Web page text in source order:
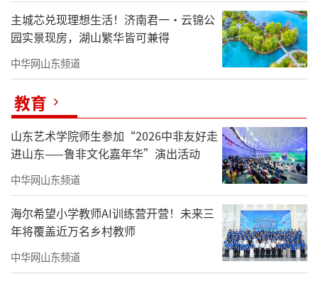
主城芯兑现理想生活！济南君一・云锦公
园实景现房，湖山繁华皆可兼得
中华网山东频道
教育
山东艺术学院师生参加“2026中非友好走
进山东——鲁非文化嘉年华”演出活动
中华网山东频道
海尔希望小学教师AI训练营开营！未来三
年将覆盖近万名乡村教师
中华网山东频道